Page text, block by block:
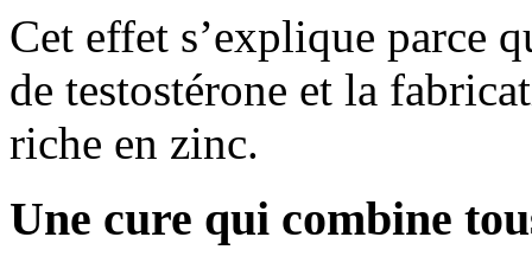
Cet effet s’explique parce
de testostérone et la
riche en zinc.
Une cure qui combine